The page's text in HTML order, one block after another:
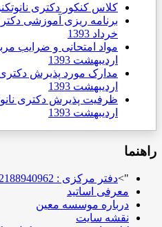
کلاس کنکور دکتری
برنامه ریزی آموزشی
خرداد 1393
مواد امتحانی و ضرایب
ارديبهشت 1393
مدارک مورد پذیرش
ارديبهشت 1393
ظرفیت پذیرش دکتری
ارديبهشت 1393
راهنما
">دفتر مرکزی : 02188940962
معرفی اساتید
درباره موسسه معین
نقشه سایت